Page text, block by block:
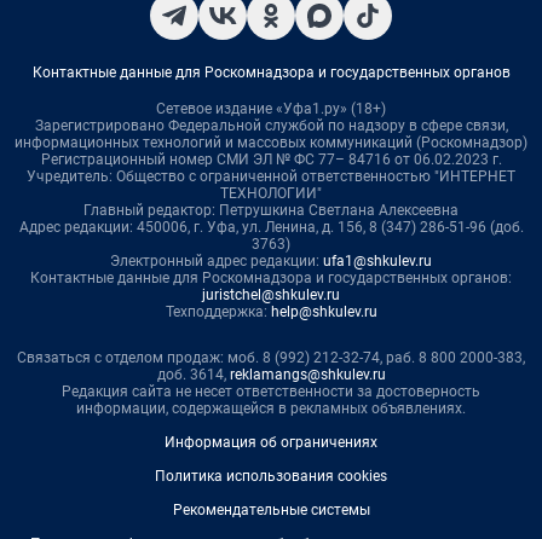
Контактные данные для Роскомнадзора и государственных органов
Сетевое издание «Уфа1.ру» (18+)
Зарегистрировано Федеральной службой по надзору в сфере связи,
информационных технологий и массовых коммуникаций (Роскомнадзор)
Регистрационный номер СМИ ЭЛ № ФС 77– 84716 от 06.02.2023 г.
Учредитель: Общество с ограниченной ответственностью "ИНТЕРНЕТ
ТЕХНОЛОГИИ"
Главный редактор: Петрушкина Светлана Алексеевна
Адрес редакции: 450006, г. Уфа, ул. Ленина, д. 156, 8 (347) 286-51-96 (доб.
3763)
Электронный адрес редакции: ufa1@shkulev.ru
Контактные данные для Роскомнадзора и государственных органов:
juristchel@shkulev.ru
Техподдержка: help@shkulev.ru
Связаться с отделом продаж: моб. 8 (992) 212-32-74, раб. 8 800 2000-383,
доб. 3614, reklamangs@shkulev.ru
Редакция сайта не несет ответственности за достоверность
информации, содержащейся в рекламных объявлениях.
Информация об ограничениях
Политика использования cookies
Рекомендательные системы